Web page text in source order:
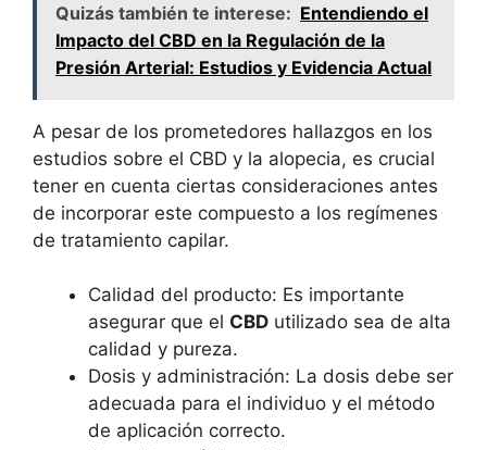
Quizás también te interese: Entendiendo el
Impacto del CBD en la Regulación de la
Presión Arterial: Estudios y Evidencia Actual
A pesar de los prometedores hallazgos en los
estudios sobre el CBD y la alopecia, es crucial
tener en cuenta ciertas consideraciones antes
de incorporar este compuesto a los regímenes
de tratamiento capilar.
Calidad del producto: Es importante
asegurar que el CBD utilizado sea de alta
calidad y pureza.
Dosis y administración: La dosis debe ser
adecuada para el individuo y el método
de aplicación correcto.